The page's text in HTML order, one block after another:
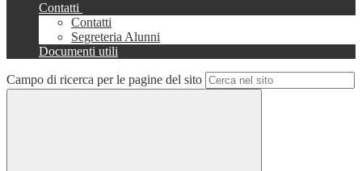
Contatti
Contatti
Segreteria Alunni
Documenti utili
Campo di ricerca per le pagine del sito